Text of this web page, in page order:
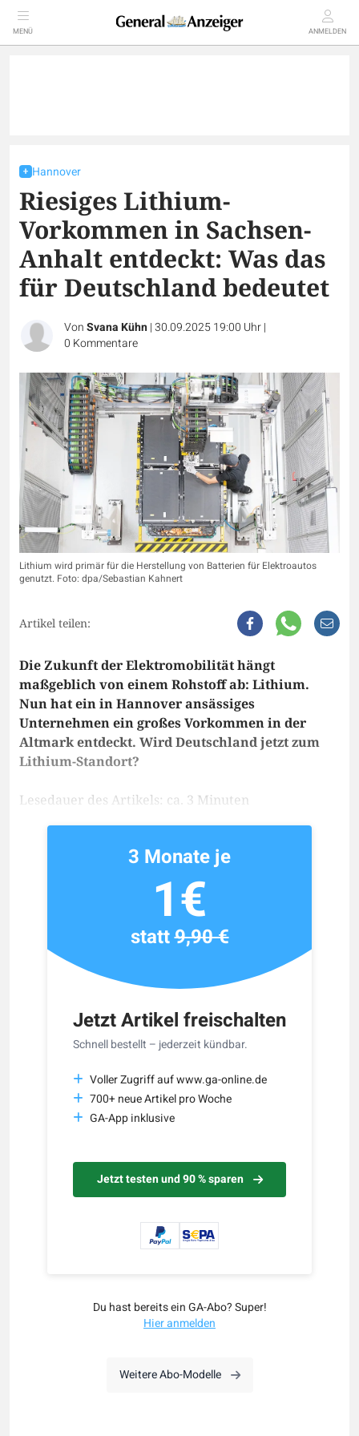
MENÜ ANMELDEN
Hannover
Riesiges Lithium-
Vorkommen in Sachsen-
Anhalt entdeckt: Was das
für Deutschland bedeutet
VonSvana Kühn|30.09.2025 19:00 Uhr|
0 Kommentare
Lithium wird primär für die Herstellung von Batterien für Elektroautos
genutzt. Foto: dpa/Sebastian Kahnert
Artikel teilen:
Die Zukunft der Elektromobilität hängt
maßgeblich von einem Rohstoff ab: Lithium.
Nun hat ein in Hannover ansässiges
Unternehmen ein großes Vorkommen in der
Altmark entdeckt. Wird Deutschland jetzt zum
Lithium-Standort?
Lesedauer des Artikels: ca. 3 Minuten
Jetzt Artikel freischalten
Schnell bestellt – jederzeit kündbar.
Voller Zugriff auf www.ga-online.de
700+ neue Artikel pro Woche
GA-App inklusive
Jetzt testen und 90 % sparen
3 Monate je
1€
statt9,90 €
Du hast bereits ein GA-Abo? Super!
Hier anmelden
Weitere Abo-Modelle